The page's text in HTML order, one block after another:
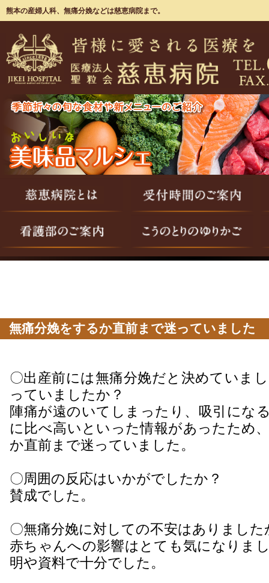
熊本の産婦人科、無痛分娩などは慈恵病院まで。
無痛分娩をするか直前まで迷っていました
〇出産前には無痛分娩だと決めていま
っていましたか？
陣痛が遠のいてしまったり、吸引にな
に比べ高いといった情報があったため
か直前まで迷っていました。
〇周囲の反応はいかがでしたか？
賛成でした。
〇無痛分娩に対しての不安はありました
赤ちゃんへの影響はとても気になりま
明や資料で十分でした。